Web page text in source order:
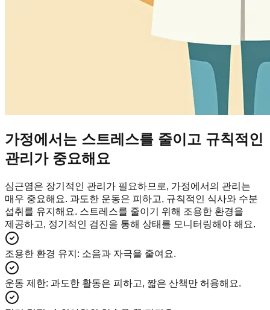
가정에서는 스트레스를 줄이고 규칙적인
관리가 중요해요
심근염은 장기적인 관리가 필요하므로, 가정에서의 관리는
매우 중요해요. 과도한 운동은 피하고, 규칙적인 식사와 수분
섭취를 유지해요. 스트레스를 줄이기 위해 조용한 환경을
제공하고, 정기적인 검진을 통해 상태를 모니터링해야 해요.
조용한 환경 유지 : 소음과 자극을 줄여요.
운동 제한: 과도한 활동은 피하고, 짧은 산책만 허용해요.